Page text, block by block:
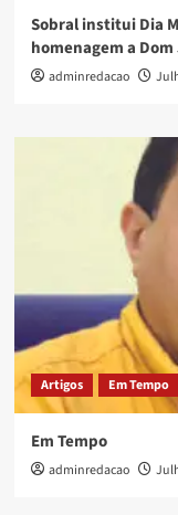
Sobral institui Dia
homenagem a
adminredacao
Artigos Em Tempo
Em Tempo
adminredacao